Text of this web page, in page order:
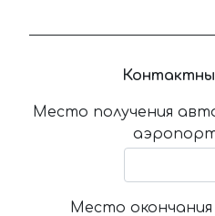
Место получения
Место